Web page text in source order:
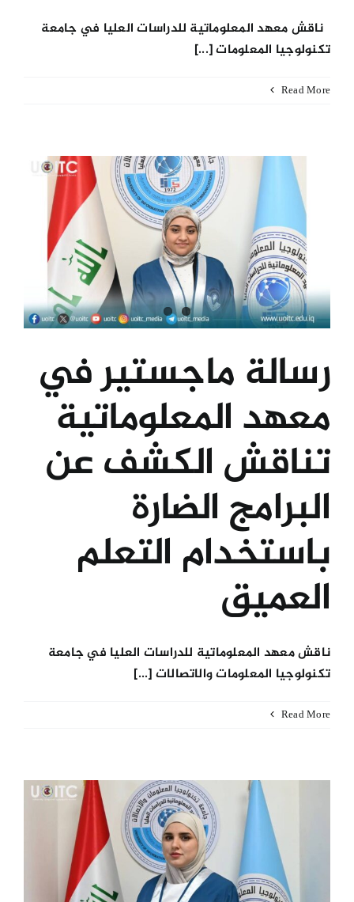
ناقش معهد المعلوماتية للدراسات العليا في جامعة
تكنولوجيا المعلومات [...]
Read More
رسالة ماجستير في
معهد المعلوماتية
تناقش الكشف عن
البرامج الضارة
باستخدام التعلم
العميق
ناقش معهد المعلوماتية للدراسات العليا في جامعة
تكنولوجيا المعلومات والاتصالات [...]
Read More